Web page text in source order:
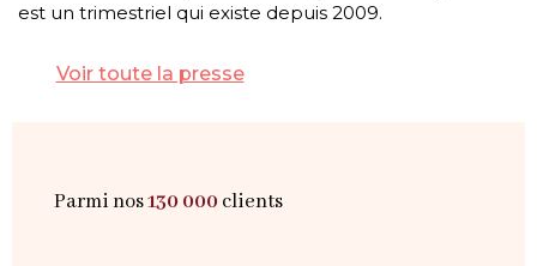
est un trimestriel qui existe depuis 2009.
Voir toute la presse
Parmi nos130 000 clients